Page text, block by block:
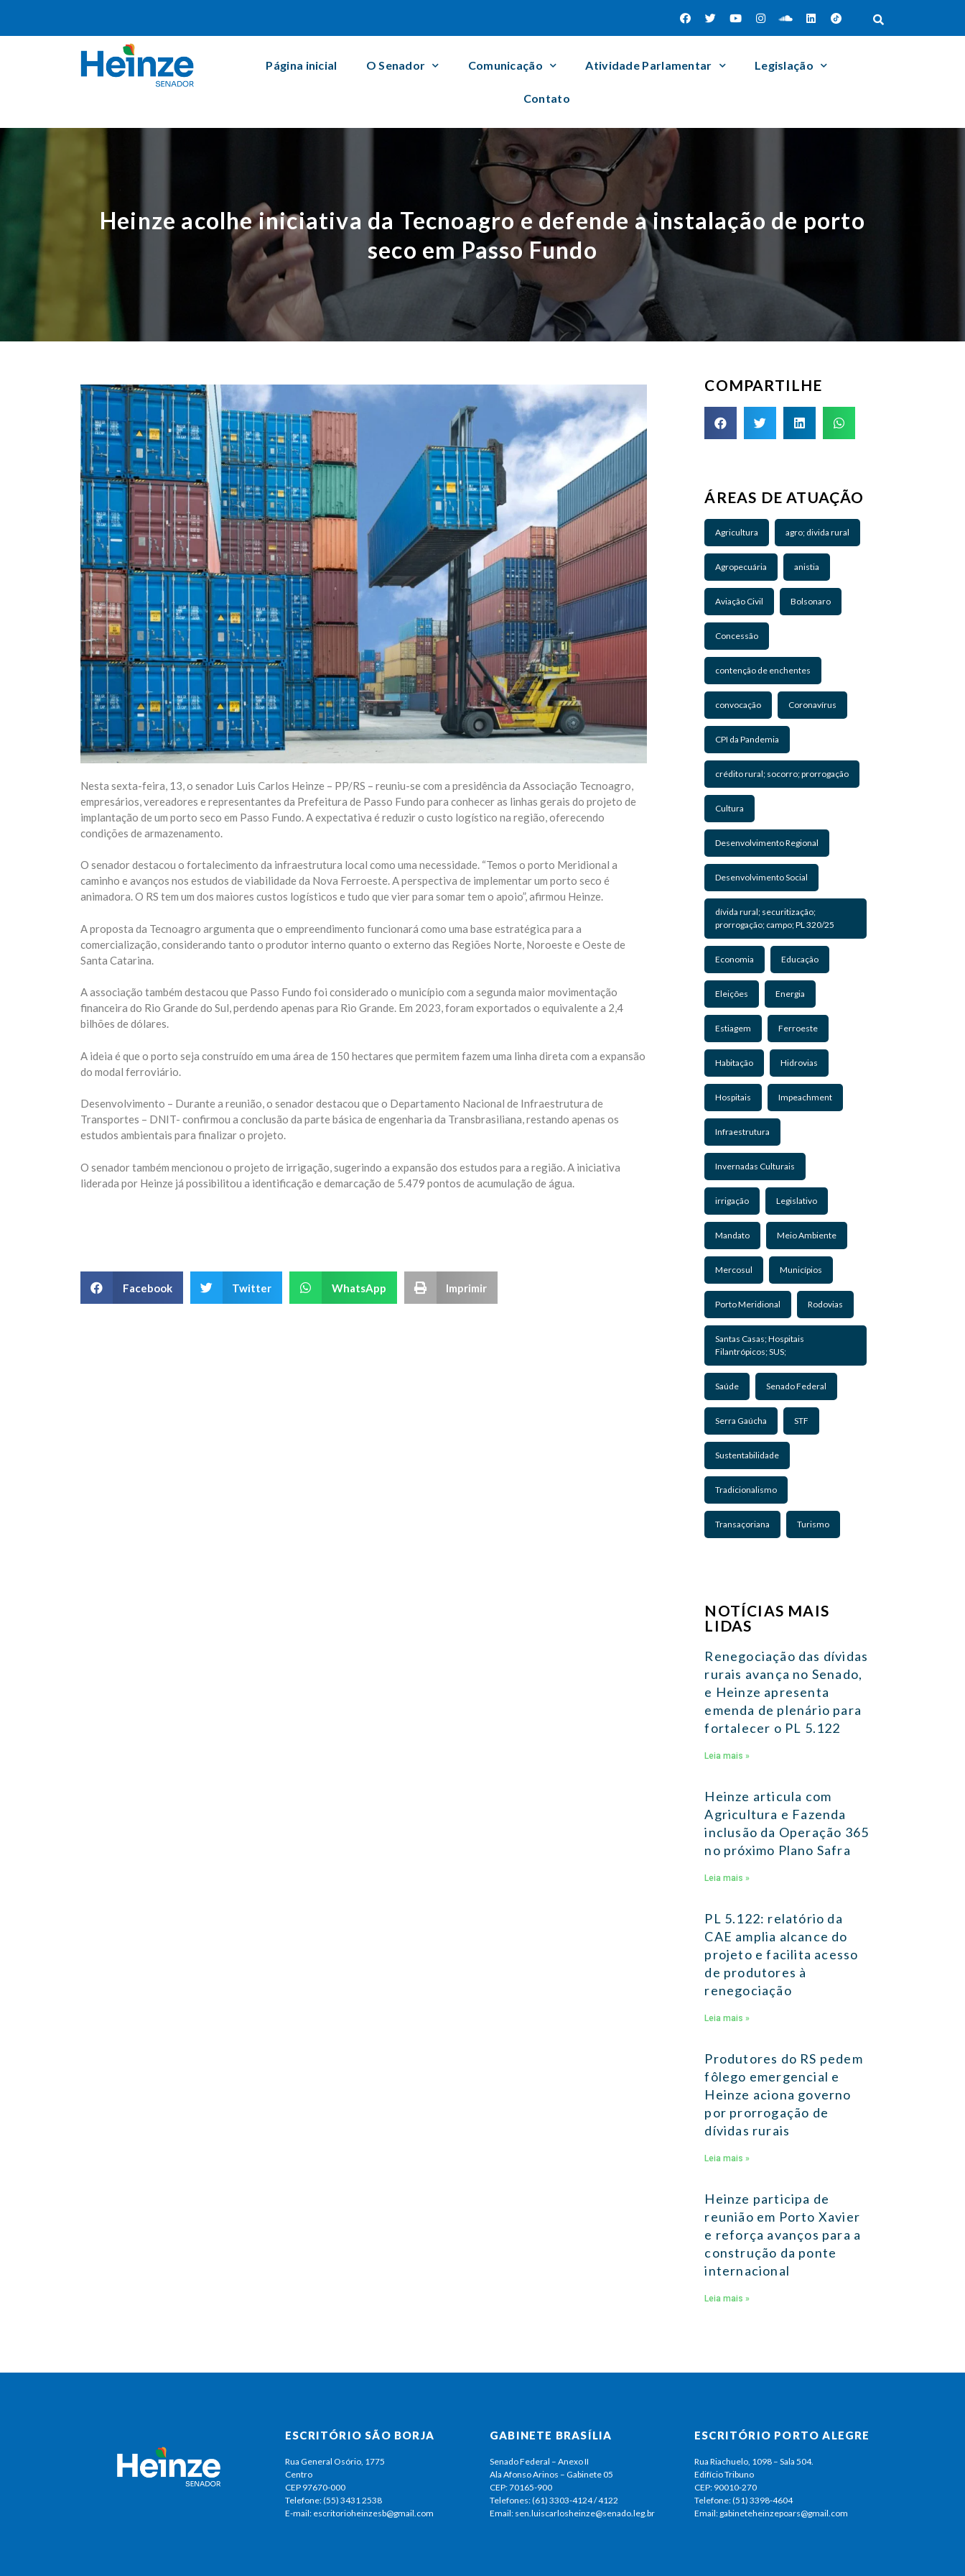
Página inicial O Senador Comunicação Atividade Parlamentar Legislação
Contato
Heinze acolhe iniciativa da Tecnoagro e defende a instalação de porto
seco em Passo Fundo
Nesta sexta-feira, 13, o senador Luis Carlos Heinze – PP/RS – reuniu-se com a presidência da Associação Tecnoagro,
empresários, vereadores e representantes da Prefeitura de Passo Fundo para conhecer as linhas gerais do projeto de
implantação de um porto seco em Passo Fundo. A expectativa é reduzir o custo logístico na região, oferecendo
condições de armazenamento.
O senador destacou o fortalecimento da infraestrutura local como uma necessidade. “Temos o porto Meridional a
caminho e avanços nos estudos de viabilidade da Nova Ferroeste. A perspectiva de implementar um porto seco é
animadora. O RS tem um dos maiores custos logísticos e tudo que vier para somar tem o apoio”, afirmou Heinze.
A proposta da Tecnoagro argumenta que o empreendimento funcionará como uma base estratégica para a
comercialização, considerando tanto o produtor interno quanto o externo das Regiões Norte, Noroeste e Oeste de
Santa Catarina.
A associação também destacou que Passo Fundo foi considerado o município com a segunda maior movimentação
financeira do Rio Grande do Sul, perdendo apenas para Rio Grande. Em 2023, foram exportados o equivalente a 2,4
bilhões de dólares.
A ideia é que o porto seja construído em uma área de 150 hectares que permitem fazem uma linha direta com a expansão
do modal ferroviário.
Desenvolvimento – Durante a reunião, o senador destacou que o Departamento Nacional de Infraestrutura de
Transportes – DNIT- confirmou a conclusão da parte básica de engenharia da Transbrasiliana, restando apenas os
estudos ambientais para finalizar o projeto.
O senador também mencionou o projeto de irrigação, sugerindo a expansão dos estudos para a região. A iniciativa
liderada por Heinze já possibilitou a identificação e demarcação de 5.479 pontos de acumulação de água.
Facebook Twitter WhatsApp Imprimir
COMPARTILHE
ÁREAS DE ATUAÇÃO
Agricultura agro; divida rural
Agropecuária anistia
Aviação Civil Bolsonaro
Concessão
contenção de enchentes
convocação Coronavírus
CPI da Pandemia
crédito rural; socorro; prorrogação
Cultura
Desenvolvimento Regional
Desenvolvimento Social
dívida rural; securitização;
prorrogação; campo; PL 320/25
Economia Educação
Eleições Energia
Estiagem Ferroeste
Habitação Hidrovias
Hospitais Impeachment
Infraestrutura
Invernadas Culturais
irrigação Legislativo
Mandato Meio Ambiente
Mercosul Municípios
Porto Meridional Rodovias
Santas Casas; Hospitais
Filantrópicos; SUS;
Saúde Senado Federal
Serra Gaúcha STF
Sustentabilidade
Tradicionalismo
Transaçoriana Turismo
NOTÍCIAS MAIS
LIDAS
Renegociação das dívidas
rurais avança no Senado,
e Heinze apresenta
emenda de plenário para
fortalecer o PL 5.122
Leia mais »
Heinze articula com
Agricultura e Fazenda
inclusão da Operação 365
no próximo Plano Safra
Leia mais »
PL 5.122: relatório da
CAE amplia alcance do
projeto e facilita acesso
de produtores à
renegociação
Leia mais »
Produtores do RS pedem
fôlego emergencial e
Heinze aciona governo
por prorrogação de
dívidas rurais
Leia mais »
Heinze participa de
reunião em Porto Xavier
e reforça avanços para a
construção da ponte
internacional
Leia mais »
ESCRITÓRIO SÃO BORJA
Rua General Osório, 1775
Centro
CEP 97670-000
Telefone: (55) 3431 2538
E-mail: escritorioheinzesb@gmail.com
GABINETE BRASÍLIA
Senado Federal – Anexo II
Ala Afonso Arinos – Gabinete 05
CEP: 70165-900
Telefones: (61) 3303-4124 / 4122
Email: sen.luiscarlosheinze@senado.leg.br
ESCRITÓRIO PORTO ALEGRE
Rua Riachuelo, 1098 – Sala 504.
Edifício Tribuno
CEP: 90010-270
Telefone: (51) 3398-4604
Email: gabineteheinzepoars@gmail.com